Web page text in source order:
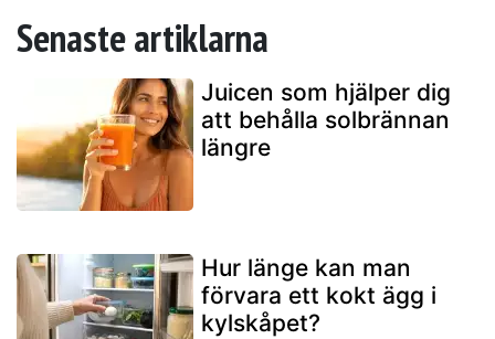
Senaste artiklarna
Juicen som hjälper dig
att behålla solbrännan
längre
Hur länge kan man
förvara ett kokt ägg i
kylskåpet?